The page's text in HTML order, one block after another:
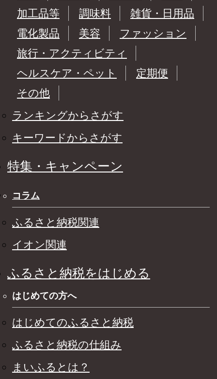
加工品等
調味料
雑貨・日用品
電化製品
美容
ファッション
旅行・アクティビティ
ヘルスケア・ペット
定期便
その他
ランキングからさがす
キーワードからさがす
特集・キャンペーン
コラム
ふるさと納税関連
イオン関連
ふるさと納税をはじめる
はじめての方へ
はじめてのふるさと納税
ふるさと納税の仕組み
まいふるとは？